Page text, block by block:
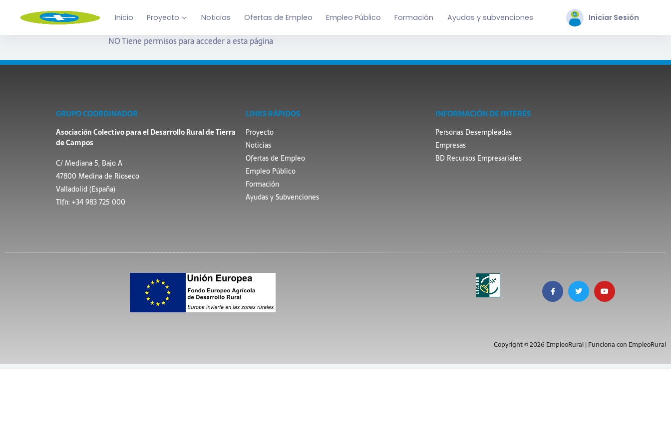
Inicio Proyecto Noticias Ofertas de Empleo Empleo Público Formación Ayudas y subvenciones Iniciar Sesión
NO Tiene permisos para acceder a esta página
GRUPO COORDINADOR
Asociación Colectivo para el Desarrollo Rural de Tierra
de Campos
C/ Mediana 5, Bajo A
47800 Medina de Rioseco
Valladolid (España)
Tlfn: +34 983 725 000
LINKS RÁPIDOS
Proyecto
Noticias
Ofertas de Empleo
Empleo Público
Formación
Ayudas y Subvenciones
INFORMACIÓN DE INTERÉS
Personas Desempleadas
Empresas
BD Recursos Empresariales
Copyright © 2026 EmpleoRural | Funciona con EmpleoRural